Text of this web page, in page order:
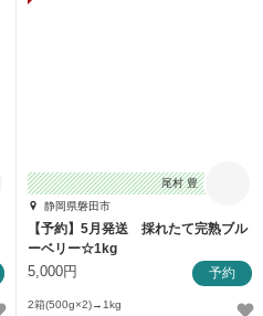
尾村 豊
静岡県磐田市
【予約】5月発送 採れたて完熟ブル
ーベリー☆1kg
5,000円 予約
2箱(500g×2)→1kg